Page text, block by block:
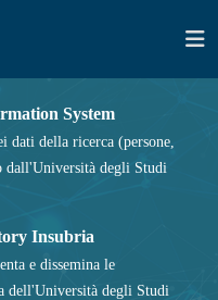
System
dati della ricerca (persone,
dall'Università degli Studi
Insubria
e dissemina le
dell'Università degli Studi